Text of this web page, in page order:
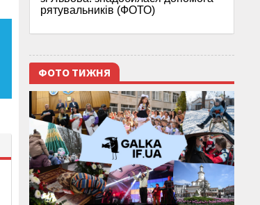
рятувальників (ФОТО)
ФОТО ТИЖНЯ